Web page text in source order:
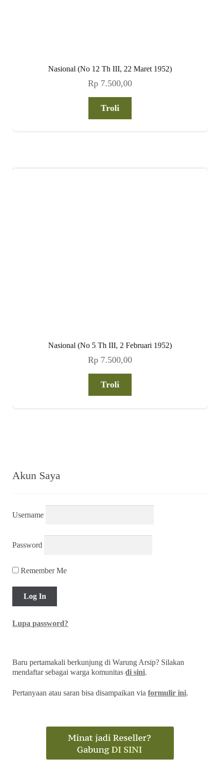
Nasional (No 12 Th III, 22 Maret 1952)
Rp 7.500,00
Troli
Nasional (No 5 Th III, 2 Februari 1952)
Rp 7.500,00
Troli
Akun Saya
Username
Password
Remember Me
Lupa password?
Baru pertamakali berkunjung di Warung Arsip? Silakan
mendaftar sebagai warga komunitasdi sini.
Pertanyaan atau saran bisa disampaikan viaformulir ini.